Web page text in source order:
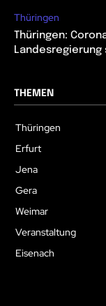
Thüringen
Thüringen:
THEMEN
Thüringen
Erfurt
Jena
Gera
Weimar
Veranstaltung
Eisenach